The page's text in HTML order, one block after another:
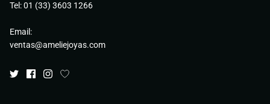
Tel: 01 (33) 3603 1266
Email:
ventas@ameliejoyas.com